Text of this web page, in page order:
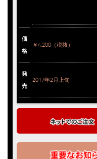
価
格
￥4,200（税抜）
発
売
2017年2月上旬